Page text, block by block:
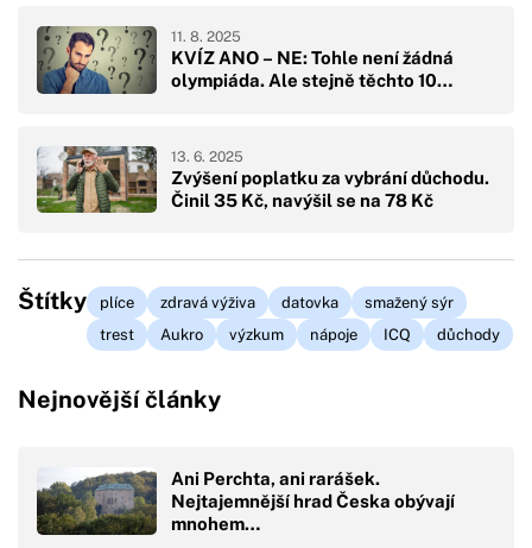
KVÍZ ANO – NE: Tohle není žádná
olympiáda. Ale stejně těchto 10…
11. 8. 2025
Zvýšení poplatku za vybrání důchodu.
Činil 35 Kč, navýšil se na 78 Kč
13. 6. 2025
Štítky plíce zdravá výživa datovka
smažený sýr
trest
Aukro výzkum nápoje ICQ důchody
Nejnovější články
Ani Perchta, ani rarášek.
Nejtajemnější hrad Česka obývají
mnohem…